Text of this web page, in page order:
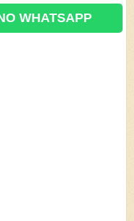
WHATSAPP